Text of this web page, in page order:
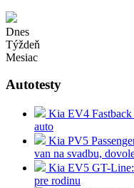
Dnes
Týždeň
Mesiac
Autotesty
Kia EV4 Fastback
auto
Kia PV5
van na svadbu,
Kia EV5 GT-
pre rodinu